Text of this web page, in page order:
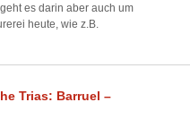
es darin aber auch um
heute, wie z.B.
Trias: Barruel –